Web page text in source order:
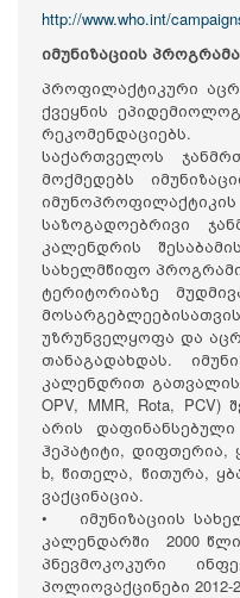
http://www.who.int/
იმუნიზაციის
პროფილაქტიკური
ქვეყნის
რეკომენდაციებს.
საქართველოს
მოქმედებს
საზოგადოებრივი
კალენდრის
სახელმწიფო
ტერიტორიაზე
უზრუნველყოფა და
თანაგადახდას.
კალენდრით
OPV, MMR, Rota,
არის
ჰეპატიტი, დიფთერია,
b, წითელა, წითურა,
ვაქცინაცია.
• იმუნიზაციის
კალენდარში 2000
პნევმოკოკური
პოლიოვაქცინები 2012-